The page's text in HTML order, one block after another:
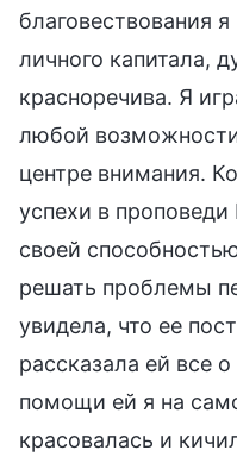
благовествования
личного капитала,
красноречива. Я
любой возможности
центре внимания.
успехи в проповеди
своей
решать проблемы
увидела, что ее
рассказала ей все
помощи ей я на
красовалась и